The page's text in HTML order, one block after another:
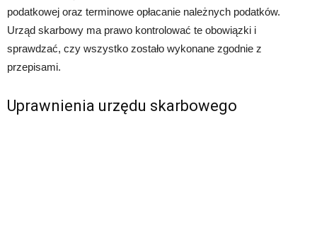
podatkowej oraz terminowe opłacanie należnych podatków.
Urząd skarbowy ma prawo kontrolować te obowiązki i
sprawdzać, czy wszystko zostało wykonane zgodnie z
przepisami.
Uprawnienia urzędu skarbowego